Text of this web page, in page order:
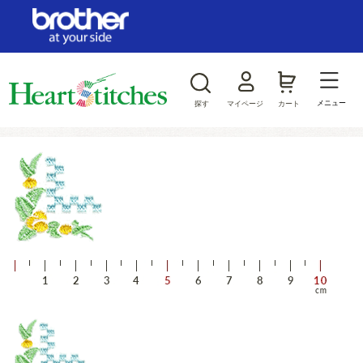
探す マイページ カート メニュー
ログイン/新規会員登録
ジャンルから探す